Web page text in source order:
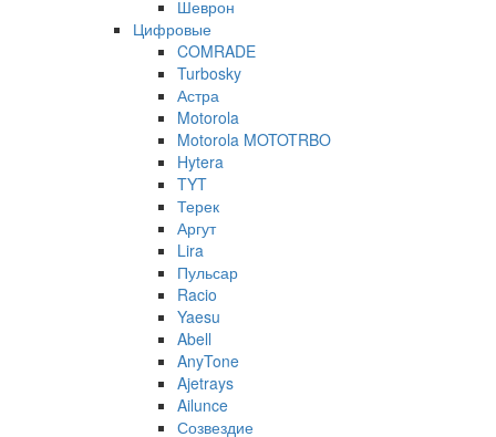
Шеврон
Цифровые
COMRADE
Turbosky
Астра
Motorola
Motorola MOTOTRBO
Hytera
TYT
Терек
Аргут
Lira
Пульсар
Racio
Yaesu
Abell
AnyTone
Ajetrays
Ailunce
Созвездие